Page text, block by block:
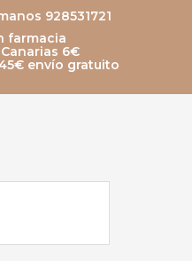
928531721
farmacia
6€
envío gratuito